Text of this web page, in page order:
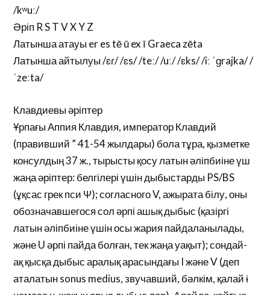
/kʷuː/
Әріп R S T V X Y Z
Латынша атауы er es tē ū ex ī Graeca zēta
Латынша айтылуы /ɛɾ/ /ɛs/ /teː/ /uː/ /ɛks/ /iː ˈɡrajka/ /
ˈzeːta/
Клавдиевы әріптер
Ұрпағы Аппия Клавдия, император Клавдий
(правивший ” 41-54 жылдары) бола тұра, қызметке
консулдың 37 ж., тырысты қосу латын әліпбиіне үш
жаңа әріптер: белгілері үшін дыбыстарды PS/BS
(ұқсас грек пси Ψ); согласного V, ажырата білу, оны
обозначавшегося сол әрпі ашық дыбыс (қазіргі
латын әліпбиіне үшін осы жария пайдаланылады,
және U әрпі пайда болған, тек жаңа уақыт); сондай-
ақ қысқа дыбыс аралық арасындағы I және V (деп
аталатын sonus medius, звучавший, бәлкім, қалай ɨ